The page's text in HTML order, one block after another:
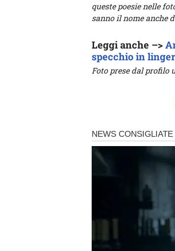
queste poesie nelle
sanno il nome anche
Leggi anche –>
specchio in
Foto prese dal